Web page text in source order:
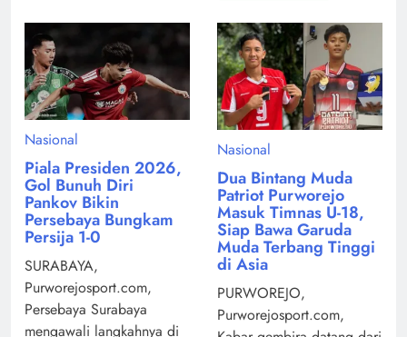
Nasional
Piala Presiden 2026,
Gol Bunuh Diri
Pankov Bikin
Persebaya Bungkam
Persija 1-0
SURABAYA,
Purworejosport.com,
Persebaya Surabaya
mengawali langkahnya di
Nasional
Dua Bintang Muda
Patriot Purworejo
Masuk Timnas U-18,
Siap Bawa Garuda
Muda Terbang Tinggi
di Asia
PURWOREJO,
Purworejosport.com,